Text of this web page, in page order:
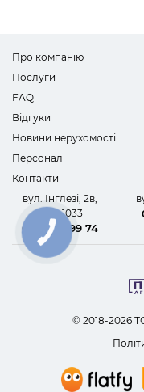
Про компанію
Послуги
FAQ
Відгуки
Новини нерухомості
Персонал
Контакти
вул. Інглезі, 2в,
офіс 1033
067 408 99 74
© 2018-2026
КНОПКА
ЗВ'ЯЗКУ